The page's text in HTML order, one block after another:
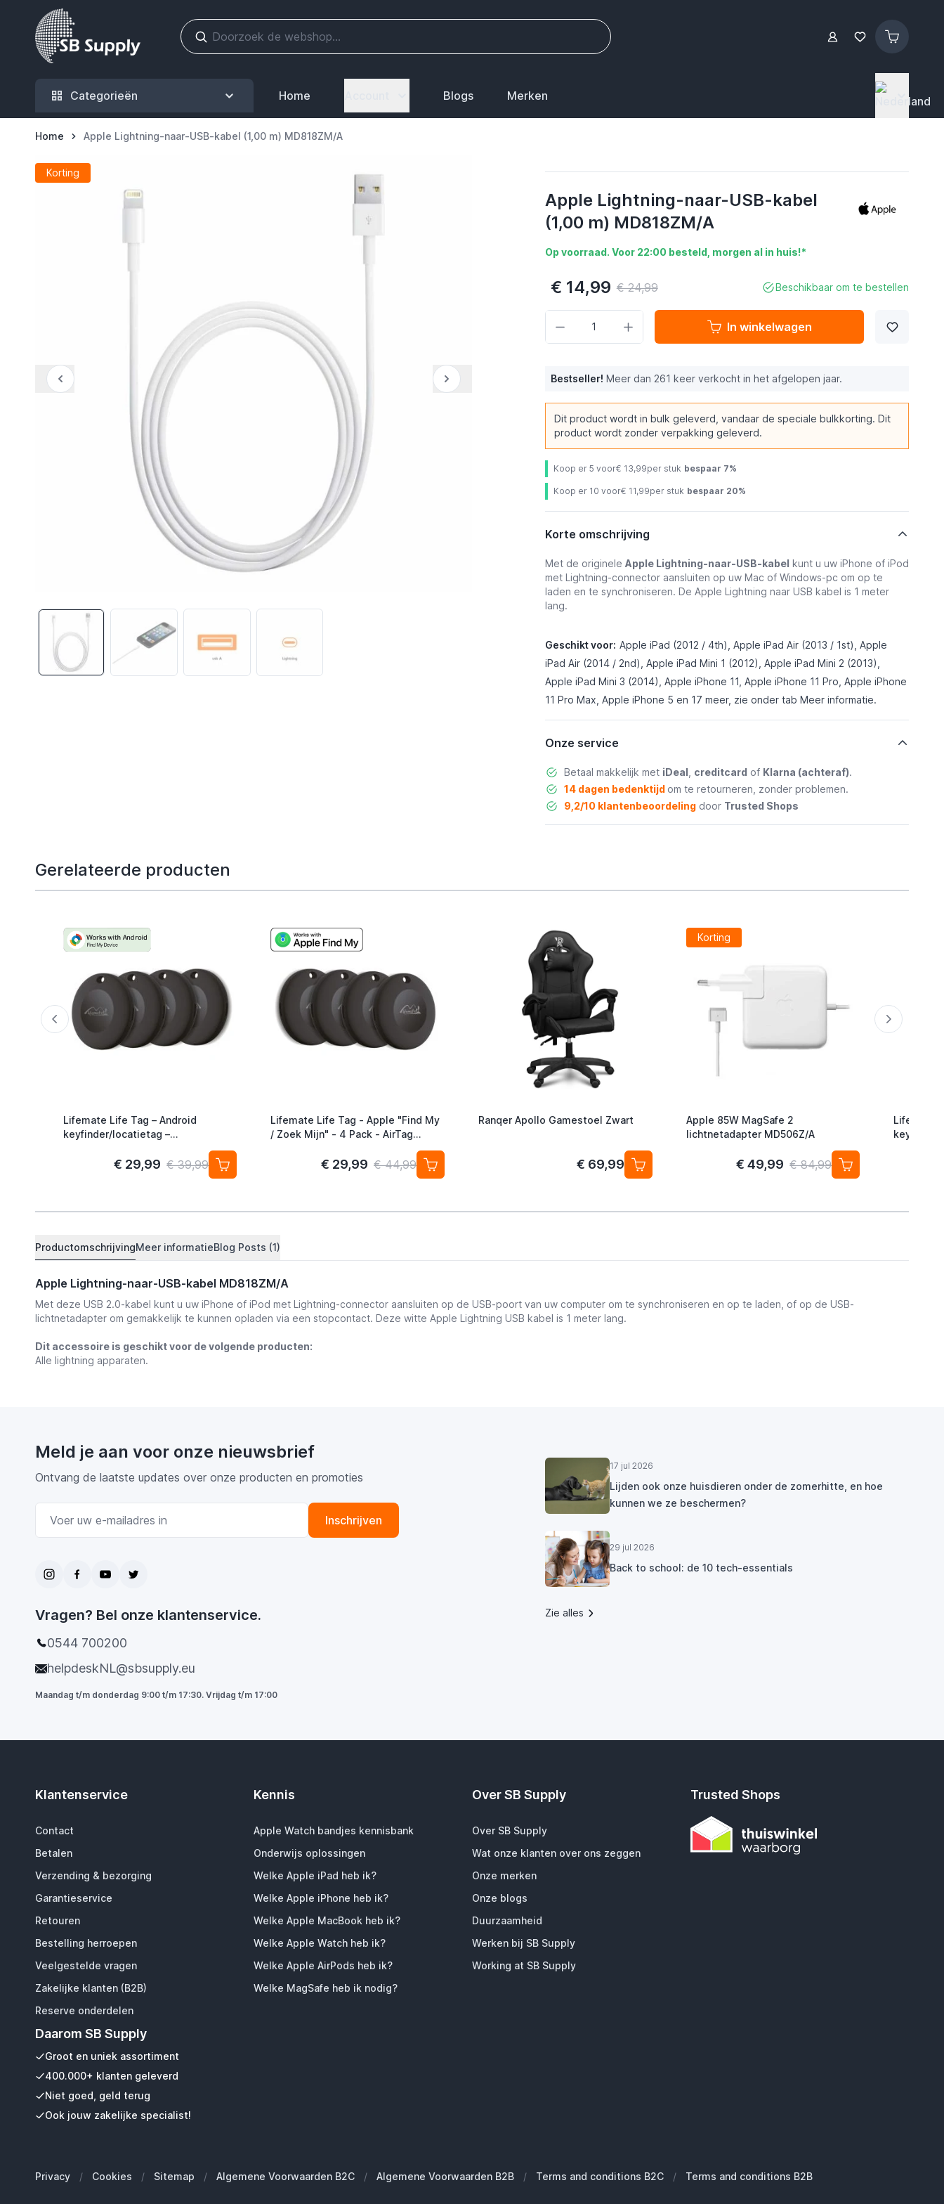
Ga naar de inhoud
Categorieën Home Blogs Merken
Home Apple Lightning-naar-USB-kabel (1,00 m) MD818ZM/A
Korting
Apple Lightning-naar-USB-kabel
(1,00 m) MD818ZM/A
Op voorraad. Voor 22:00 besteld, morgen al in huis!*
€ 14,99 € 24,99 Beschikbaar om te bestellen
In winkelwagen
Bestseller! Meer dan 261 keer verkocht in het afgelopen jaar.
Dit product wordt in bulk geleverd, vandaar de speciale bulkkorting. Dit
product wordt zonder verpakking geleverd.
Koop er 5 voor€ 13,99per stuk bespaar 7%
Koop er 10 voor€ 11,99per stuk bespaar 20%
Korte omschrijving
Met de originele Apple Lightning-naar-USB-kabel kunt u uw iPhone of iPod
met Lightning-connector aansluiten op uw Mac of Windows-pc om op te
laden en te synchroniseren. De Apple Lightning naar USB kabel is 1 meter
lang.
Geschikt voor: Apple iPad (2012 / 4th), Apple iPad Air (2013 / 1st), Apple
iPad Air (2014 / 2nd), Apple iPad Mini 1 (2012), Apple iPad Mini 2 (2013),
Apple iPad Mini 3 (2014), Apple iPhone 11, Apple iPhone 11 Pro, Apple iPhone
11 Pro Max, Apple iPhone 5 en 17 meer, zie onder tab Meer informatie.
Onze service
Betaal makkelijk met iDeal creditcard of Klarna (achteraf).
14 dagen bedenktijd om te retourneren, zonder problemen.
9,2/10 klantenbeoordelingdoor Trusted Shops
Gerelateerde producten
Lifemate Life Tag – Android
keyfinder/locatietag –
Android/Google Find My Device –
€ 29,99 € 39,99
Lifemate Life Tag - Apple "Find My
/ Zoek Mijn" - 4 Pack - AirTag
€ 29,99 € 44,99
Ranqer Apollo Gamestoel Zwart
€ 69,99
Korting
Apple 85W MagSafe 2
lichtnetadapter MD506Z/A
€ 49,99 € 84,99
Lifemate
ProductomschrijvingMeer informatieBlog Posts (1)
Apple Lightning-naar-USB-kabel MD818ZM/A
Met deze USB 2.0-kabel kunt u uw iPhone of iPod met Lightning-connector aansluiten op de USB-poort van uw computer om te synchroniseren en op te laden, of op de USB-
lichtnetadapter om gemakkelijk te kunnen opladen via een stopcontact. Deze witte Apple Lightning USB kabel is 1 meter lang.
Dit accessoire is geschikt voor de volgende producten:
Alle lightning apparaten.
Meld je aan voor onze nieuwsbrief
Ontvang de laatste updates over onze producten en promoties
Inschrijven
Vragen? Bel onze klantenservice.
0544 700200
helpdeskNL@sbsupply.eu
Maandag t/m donderdag 9:00 t/m 17:30. Vrijdag t/m 17:00
17 jul 2026
Lijden ook onze huisdieren onder de zomerhitte, en hoe
kunnen we ze beschermen?
29 jul 2026
Back to school: de 10 tech-essentials
Zie alles
Klantenservice
Contact
Betalen
Verzending & bezorging
Garantieservice
Retouren
Bestelling herroepen
Veelgestelde vragen
Zakelijke klanten (B2B)
Reserve onderdelen
Daarom SB Supply
Groot en uniek assortiment
400.000+ klanten geleverd
Niet goed, geld terug
Ook jouw zakelijke specialist!
Kennis
Apple Watch bandjes kennisbank
Onderwijs oplossingen
Welke Apple iPad heb ik?
Welke Apple iPhone heb ik?
Welke Apple MacBook heb ik?
Welke Apple Watch heb ik?
Welke Apple AirPods heb ik?
Welke MagSafe heb ik nodig?
Over SB Supply
Over SB Supply
Wat onze klanten over ons zeggen
Onze merken
Onze blogs
Duurzaamheid
Werken bij SB Supply
Working at SB Supply
Trusted Shops
Privacy / Cookies / Sitemap / Algemene Voorwaarden B2C / Algemene Voorwaarden B2B / Terms and conditions B2C / Terms and conditions B2B